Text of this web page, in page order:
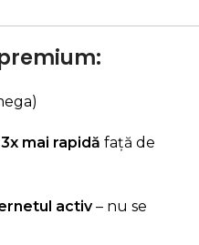
3x mai rapidă față de
activ– nu se